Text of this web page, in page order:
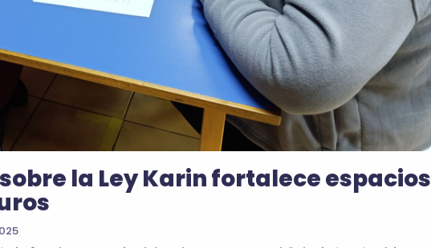
la Ley Karin fortalece espacios